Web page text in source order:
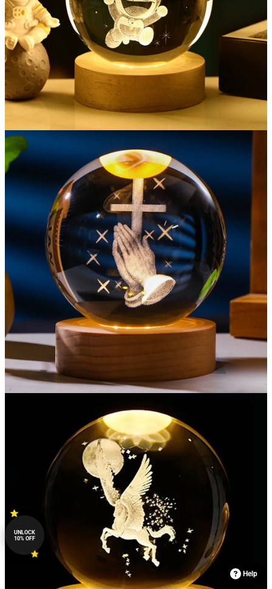
Help
UNLOCK
10% OFF